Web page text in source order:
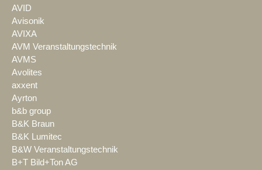
AVID
Avisonik
AVIXA
AVM Veranstaltungstechnik
AVMS
Avolites
axxent
Ayrton
b&b group
B&K Braun
B&K Lumitec
B&W Veranstaltungstechnik
B+T Bild+Ton AG